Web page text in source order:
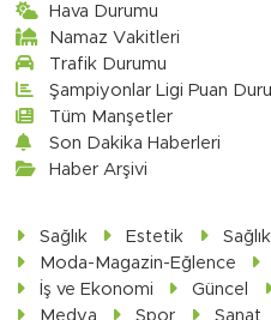
Hava Durumu
Namaz Vakitleri
Trafik Durumu
Şampiyonlar Ligi Puan
Tüm Manşetler
Son Dakika Haberleri
Haber Arşivi
Sağlık Estetik
Moda-Magazin-Eğlence
İş ve Ekonomi
Güncel
Medya
Spor Sanat